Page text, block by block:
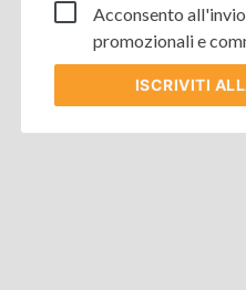
Acconsento
promozionali e
ISCRIVITI